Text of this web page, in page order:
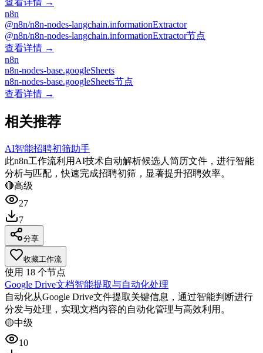
n8n
@n8n/n8n-nodes-langchain.informationExtractor
@n8n/n8n-nodes-langchain.informationExtractor节点
查看详情 →
n8n
n8n-nodes-base.googleSheets
n8n-nodes-base.googleSheets节点
查看详情 →
相关推荐
AI智能招聘初筛助手
此n8n工作流利用AI技术自动解析候选人简历文件，进行智能
分析与匹配，快速完成招聘初筛，显著提升招聘效率。
🔴高级
27
7
分享
收藏工作流
使用 18 个节点
Google Drive文档智能提取与自动化处理
自动化从Google Drive文件提取关键信息，通过智能判断进行
分发与处理，实现文档内容的自动化管理与高效利用。
🟡中级
10